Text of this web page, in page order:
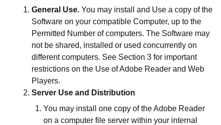
General Use. You may install and Use a copy of the
Software on your compatible Computer, up to the
Permitted Number of computers. The Software may
not be shared, installed or used concurrently on
different computers. See Section 3 for important
restrictions on the Use of Adobe Reader and Web
Players.
Server Use and Distribution
You may install one copy of the Adobe Reader
on a computer file server within your internal